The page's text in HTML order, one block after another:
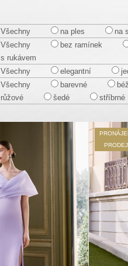
Všechny na ples na
Všechny bez ramínek
s rukávem
Všechny elegantní
Všechny barevné
růžové
šedé stříbrné
PRODEJ